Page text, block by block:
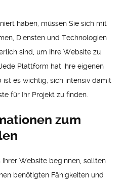
haben, müssen Sie sich mit
Diensten und Technologien
sind, um Ihre Website zu
Plattform hat ihre eigenen
es wichtig, sich intensiv damit
für Ihr Projekt zu finden.
zum
Website beginnen, sollten
benötigten Fähigkeiten und